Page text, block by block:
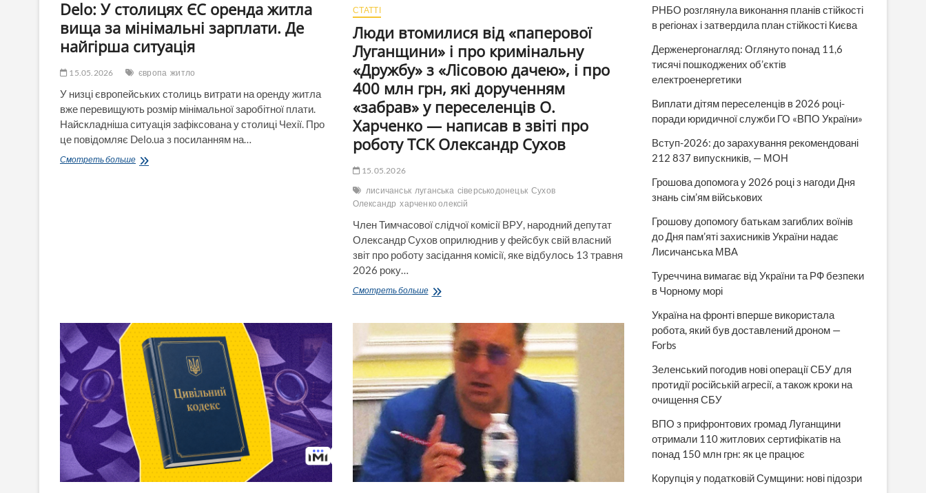
Delo: У столицях ЄС оренда житла
вища за мінімальні зарплати. Де
найгірша ситуація
15.05.2026 європа житло
У низці європейських столиць витрати на оренду житла
вже перевищують розмір мінімальної заробітної плати.
Найскладніша ситуація зафіксована у столиці Чехії. Про
це повідомляє Delo.ua з посиланням на…
Смотреть большеDelo:
СТАТТІ
Люди втомилися від «паперової
Луганщини» і про кримінальну
«Дружбу» з «Лісовою дачею», і про
400 млн грн, які дорученням
«забрав» у переселенців О.
Харченко — написав в звіті про
роботу ТСК Олександр Сухов
15.05.2026
лисичанськ луганська сіверськодонецьк Сухов
Олександр харченко олексій
Член Тимчасової слідчої комісії ВРУ, народний депутат
Олександр Сухов оприлюднив у фейсбук свій власний
звіт про роботу засідання комісії, яке відбулось 13 травня
2026 року…
Смотреть большеЛюди
«паперової
Луганщини»
і
про
кримінальну
«Дружбу»
з
«Лісовою
дачею»,
і
про
400
млн
РНБО розглянула виконання планів стійкості
в регіонах і затвердила план стійкості Києва
Держенергонагляд: Оглянуто понад 11,6
тисячі пошкоджених об’єктів
електроенергетики
Виплати дітям переселенців в 2026 році-
поради юридичної служби ГО «ВПО України»
Вступ-2026: до зарахування рекомендовані
212 837 випускників, — МОН
Грошова допомога у 2026 році з нагоди Дня
знань сім’ям військових
Грошову допомогу батькам загиблих воїнів
до Дня пам’яті захисників України надає
Лисичанська МВА
Туреччина вимагає від України та РФ безпеки
в Чорному морі
Україна на фронті вперше використала
робота, який був доставлений дроном —
Forbs
Зеленський погодив нові операції СБУ для
протидії російській агресії, а також кроки на
очищення СБУ
ВПО з прифронтових громад Луганщини
отримали 110 житлових сертифікатів на
понад 150 млн грн: як це працює
Корупція у податковій Сумщини: нові підозри